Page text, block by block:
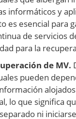
informáticos y
es esencial para
de servicios
para la
de MV.
pueden
lo que significa
ni iniciarse